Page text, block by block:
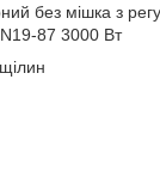
без мішка з
87 3000 Вт